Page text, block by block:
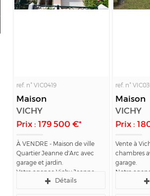
Ma sélection 0
ref. n° VIC0419
Maison
VICHY
Prix : 179 500 €*
À VENDRE - Maison de ville
Quartier Jeanne d'Arc avec
garage et jardin.
Votre agence Vichy Jeanne
d'Arc Immobilier, spécialiste
Détails
ref. n°
Maison
VICHY
Prix :
Vente à
chambres
garage.
Notre
d'Arc